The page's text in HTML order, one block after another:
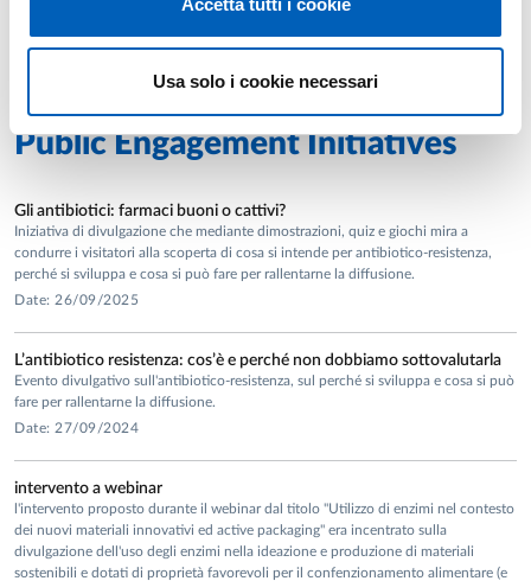
Usa solo i cookie necessari
Full list of publications
Public Engagement Initiatives
Gli antibiotici: farmaci buoni o cattivi?
Iniziativa di divulgazione che mediante dimostrazioni, quiz e giochi mira a
condurre i visitatori alla scoperta di cosa si intende per antibiotico-resistenza,
perché si sviluppa e cosa si può fare per rallentarne la diffusione.
Date: 26/09/2025
L’antibiotico resistenza: cos’è e perché non dobbiamo sottovalutarla
Evento divulgativo sull'antibiotico-resistenza, sul perché si sviluppa e cosa si può
fare per rallentarne la diffusione.
Date: 27/09/2024
intervento a webinar
l'intervento proposto durante il webinar dal titolo "Utilizzo di enzimi nel contesto
dei nuovi materiali innovativi ed active packaging" era incentrato sulla
divulgazione dell'uso degli enzimi nella ideazione e produzione di materiali
sostenibili e dotati di proprietà favorevoli per il confenzionamento alimentare (e